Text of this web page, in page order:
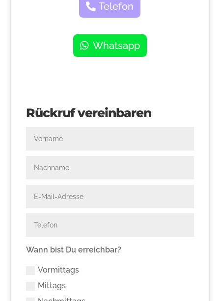
Telefon
Whatsapp
Rückruf vereinbaren
Wann bist Du erreichbar?
Vormittags
Mittags